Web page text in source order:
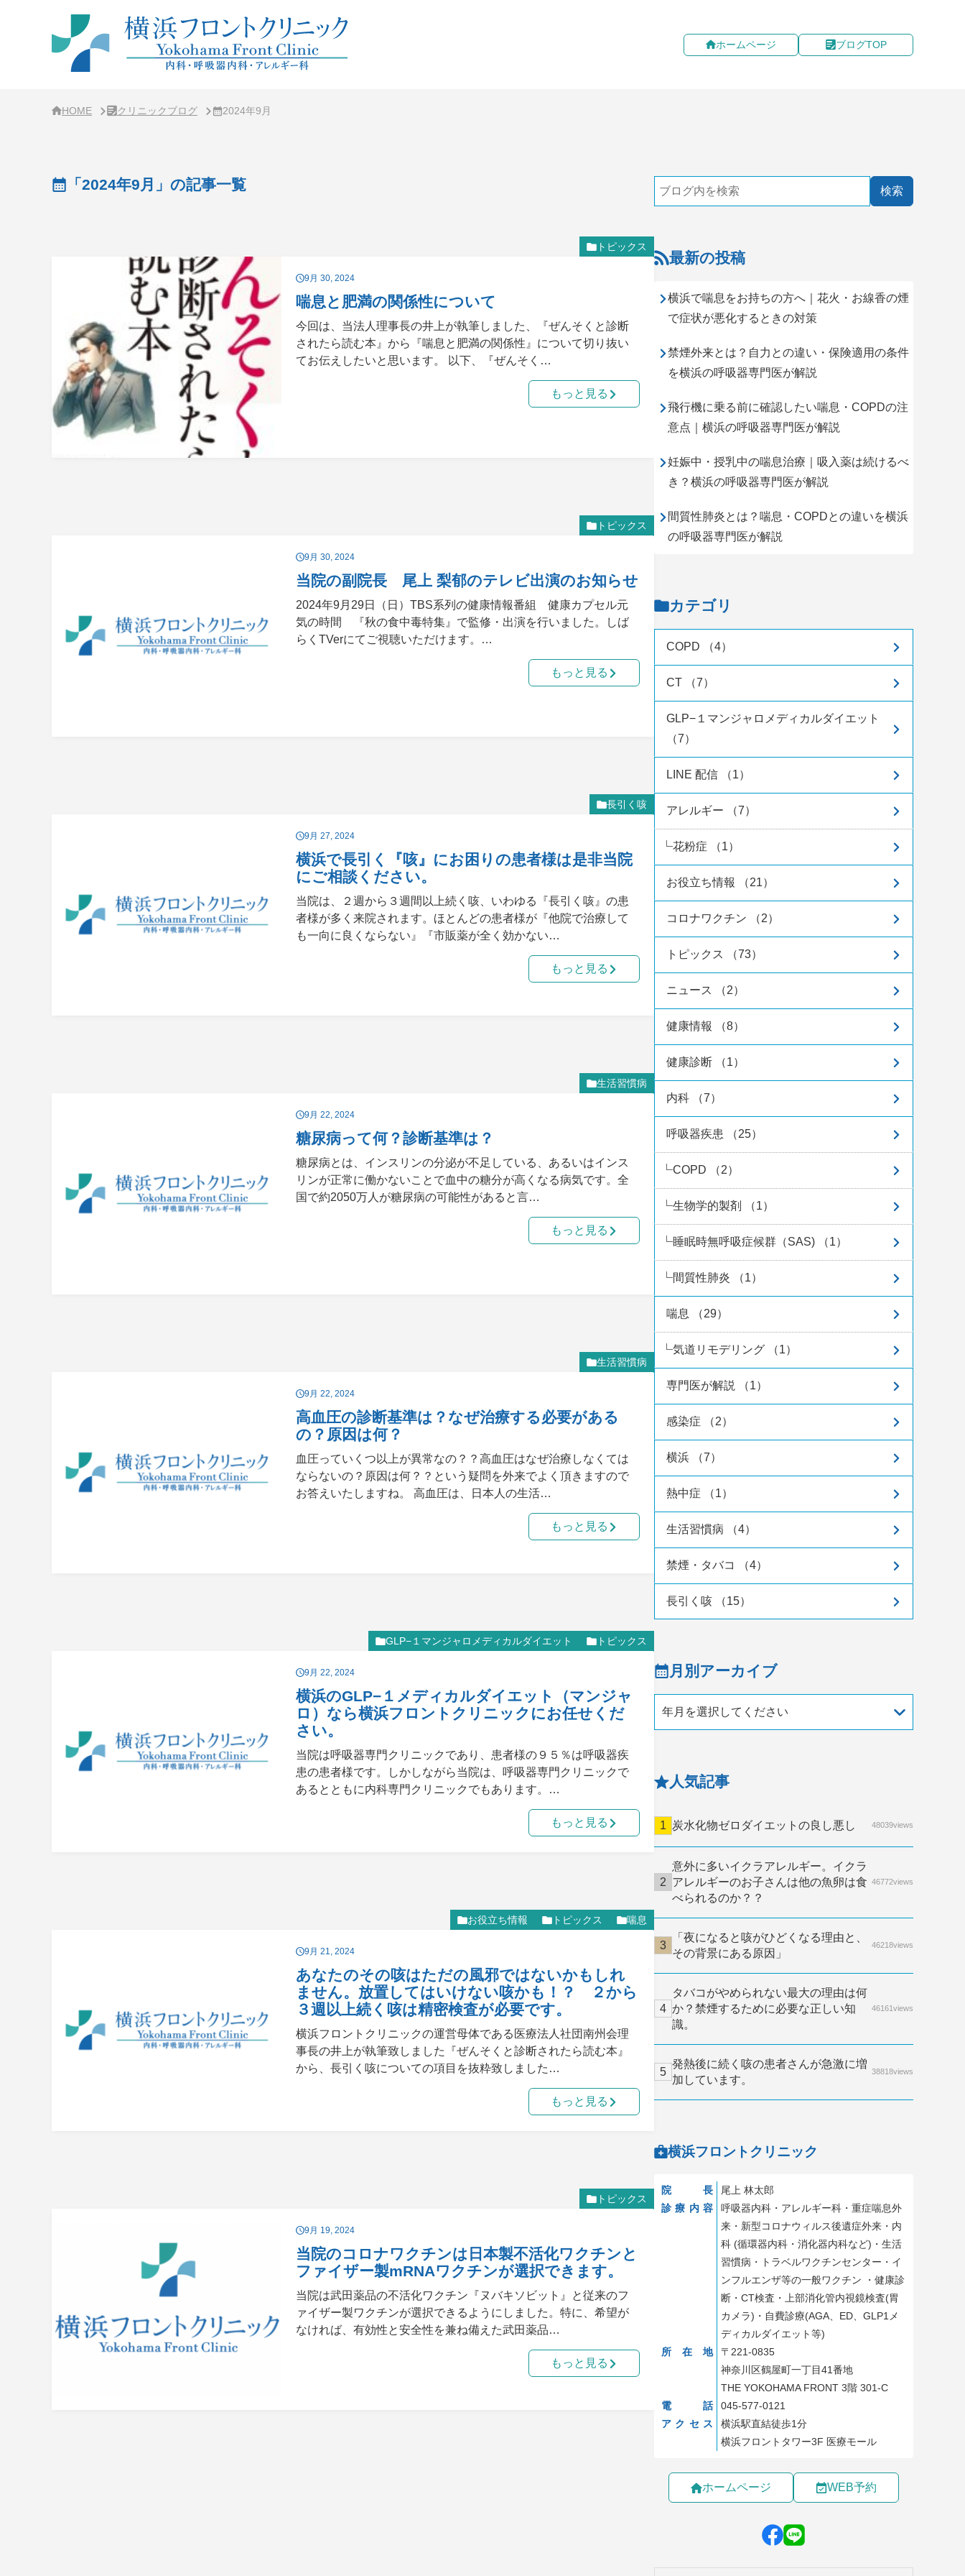
ホームページ ブログTOP
HOME クリニックブログ 2024年9月
「2024年9月」の記事一覧
トピックス
9月 30, 2024
喘息と肥満の関係性について
今回は、当法人理事長の井上が執筆しました、『ぜんそくと診断
されたら読む本』から『喘息と肥満の関係性』について切り抜い
てお伝えしたいと思います。 以下、『ぜんそく…
もっと見る
トピックス
9月 30, 2024
当院の副院長 尾上 梨郁のテレビ出演のお知らせ
2024年9月29日（日）TBS系列の健康情報番組 健康カプセル元
気の時間 『秋の食中毒特集』で監修・出演を行いました。しば
らくTVerにてご視聴いただけます。…
もっと見る
長引く咳
9月 27, 2024
横浜で長引く『咳』にお困りの患者様は是非当院
にご相談ください。
当院は、２週から３週間以上続く咳、いわゆる『長引く咳』の患
者様が多く来院されます。ほとんどの患者様が『他院で治療して
も一向に良くならない』『市販薬が全く効かない…
もっと見る
生活習慣病
9月 22, 2024
糖尿病って何？診断基準は？
糖尿病とは、インスリンの分泌が不足している、あるいはインス
リンが正常に働かないことで血中の糖分が高くなる病気です。全
国で約2050万人が糖尿病の可能性があると言…
もっと見る
生活習慣病
9月 22, 2024
高血圧の診断基準は？なぜ治療する必要がある
の？原因は何？
血圧っていくつ以上が異常なの？？高血圧はなぜ治療しなくては
ならないの？原因は何？？という疑問を外来でよく頂きますので
お答えいたしますね。 高血圧は、日本人の生活…
もっと見る
GLP−１マンジャロメディカルダイエット トピックス
9月 22, 2024
横浜のGLP−１メディカルダイエット（マンジャ
ロ）なら横浜フロントクリニックにお任せくだ
さい。
当院は呼吸器専門クリニックであり、患者様の９５％は呼吸器疾
患の患者様です。しかしながら当院は、呼吸器専門クリニックで
あるとともに内科専門クリニックでもあります。…
もっと見る
お役立ち情報 トピックス 喘息
9月 21, 2024
あなたのその咳はただの風邪ではないかもしれ
ません。放置してはいけない咳かも！？ ２から
３週以上続く咳は精密検査が必要です。
横浜フロントクリニックの運営母体である医療法人社団南州会理
事長の井上が執筆致しました『ぜんそくと診断されたら読む本』
から、長引く咳についての項目を抜粋致しました…
もっと見る
トピックス
9月 19, 2024
当院のコロナワクチンは日本製不活化ワクチンと
ファイザー製mRNAワクチンが選択できます。
当院は武田薬品の不活化ワクチン『ヌバキソビット』と従来のフ
ァイザー製ワクチンが選択できるようにしました。特に、希望が
なければ、有効性と安全性を兼ね備えた武田薬品…
もっと見る
最新の投稿
横浜で喘息をお持ちの方へ｜花火・お線香の煙
で症状が悪化するときの対策
禁煙外来とは？自力との違い・保険適用の条件
を横浜の呼吸器専門医が解説
飛行機に乗る前に確認したい喘息・COPDの注
意点｜横浜の呼吸器専門医が解説
妊娠中・授乳中の喘息治療｜吸入薬は続けるべ
き？横浜の呼吸器専門医が解説
間質性肺炎とは？喘息・COPDとの違いを横浜
の呼吸器専門医が解説
カテゴリ
COPD （4）
CT （7）
GLP−１マンジャロメディカルダイエット
（7）
LINE 配信 （1）
アレルギー （7）
花粉症 （1）
お役立ち情報 （21）
コロナワクチン （2）
トピックス （73）
ニュース （2）
健康情報 （8）
健康診断 （1）
内科 （7）
呼吸器疾患 （25）
COPD （2）
生物学的製剤 （1）
睡眠時無呼吸症候群（SAS) （1）
間質性肺炎 （1）
喘息 （29）
気道リモデリング （1）
専門医が解説 （1）
感染症 （2）
横浜 （7）
熱中症 （1）
生活習慣病 （4）
禁煙・タバコ （4）
長引く咳 （15）
月別アーカイブ
年月を選択してください
人気記事
炭水化物ゼロダイエットの良し悪し 48039views
意外に多いイクラアレルギー。イクラ
アレルギーのお子さんは他の魚卵は食
べられるのか？？
46772views
「夜になると咳がひどくなる理由と、
その背景にある原因」
46218views
タバコがやめられない最大の理由は何
か？禁煙するために必要な正しい知
識。
46161views
発熱後に続く咳の患者さんが急激に増
加しています。
38818views
横浜フロントクリニック
院長
尾上 林太郎
診療内容
呼吸器内科・アレルギー科・重症喘息外
来・新型コロナウィルス後遺症外来・内
科 (循環器内科・消化器内科など)・生活
習慣病・トラベルワクチンセンター・イ
ンフルエンザ等の一般ワクチン ・健康診
断・CT検査・上部消化管内視鏡検査(胃
カメラ)・自費診療(AGA、ED、GLP1メ
ディカルダイエット等)
所在地
〒221-0835
神奈川区鶴屋町一丁目41番地
THE YOKOHAMA FRONT 3階 301-C
電話
045-577-0121
アクセス
横浜駅直結徒歩1分
横浜フロントタワー3F 医療モール
ホームページ WEB予約